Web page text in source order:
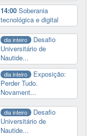
14:00 Soberania
tecnológica e digital
dia inteiro
Desafio
Universitário de
Nautide...
dia inteiro
Exposição:
Perder Tudo.
Novament...
dia inteiro
Desafio
Universitário de
Nautide...